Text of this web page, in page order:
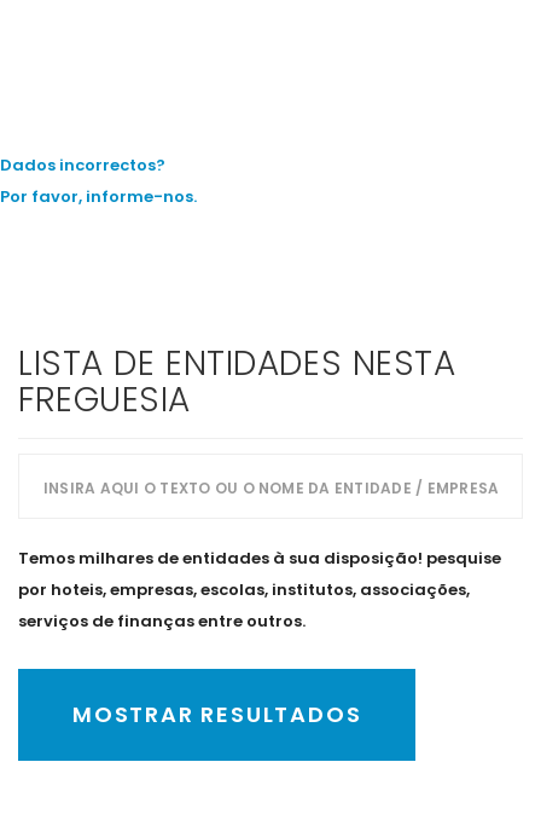
Dados incorrectos?
Por favor, informe-nos.
LISTA DE ENTIDADES NESTA
FREGUESIA
Temos milhares de entidades à sua disposição! pesquise
por hoteis, empresas, escolas, institutos, associações,
serviços de finanças entre outros.
MOSTRAR RESULTADOS